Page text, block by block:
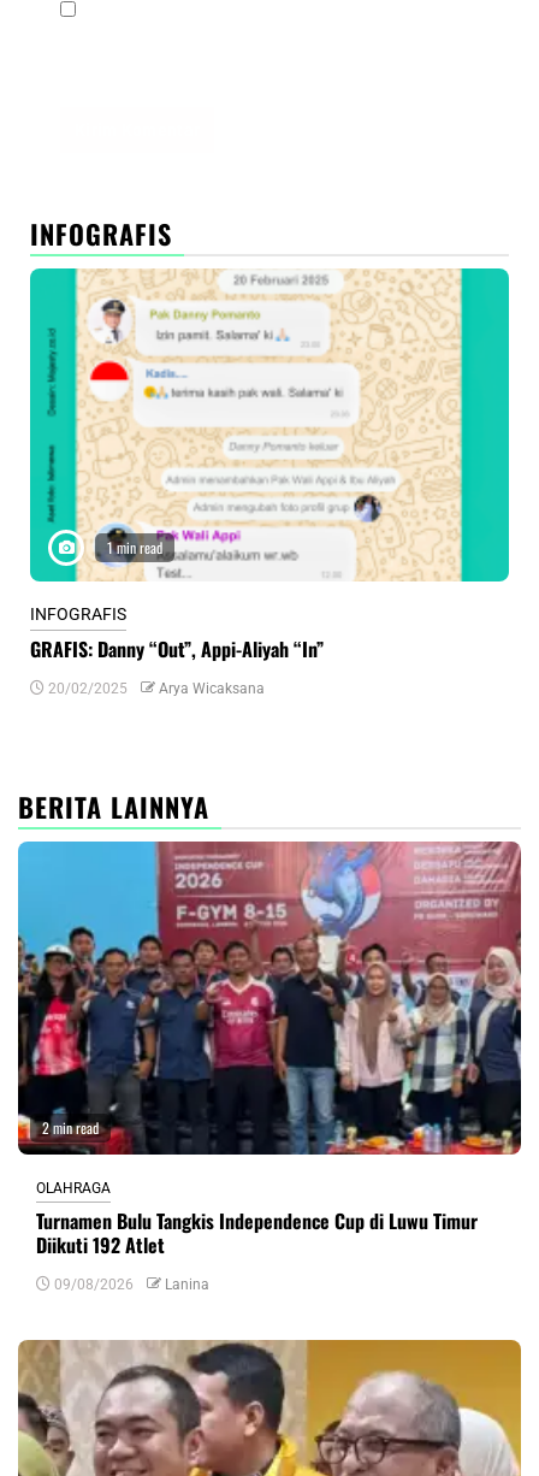
INFOGRAFIS
1 min read
INFOGRAFIS
GRAFIS: Danny “Out”, Appi-Aliyah “In”
20/02/2025 Arya Wicaksana
BERITA LAINNYA
2 min read
OLAHRAGA
Turnamen Bulu Tangkis Independence Cup di Luwu Timur
Diikuti 192 Atlet
09/08/2026 Lanina